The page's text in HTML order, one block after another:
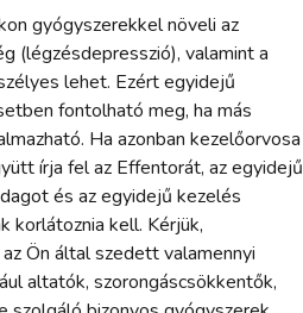
gyógyszerekkel növeli az
(légzésdepresszió), valamint a
lehet. Ezért egyidejű
fontolható meg, ha más
Ha azonban kezelőorvosa
írja fel az Effentorát, az egyidejű
és az egyidejű kezelés
korlátoznia kell. Kérjük,
Ön által szedett valamennyi
altatók, szorongáscsökkentők,